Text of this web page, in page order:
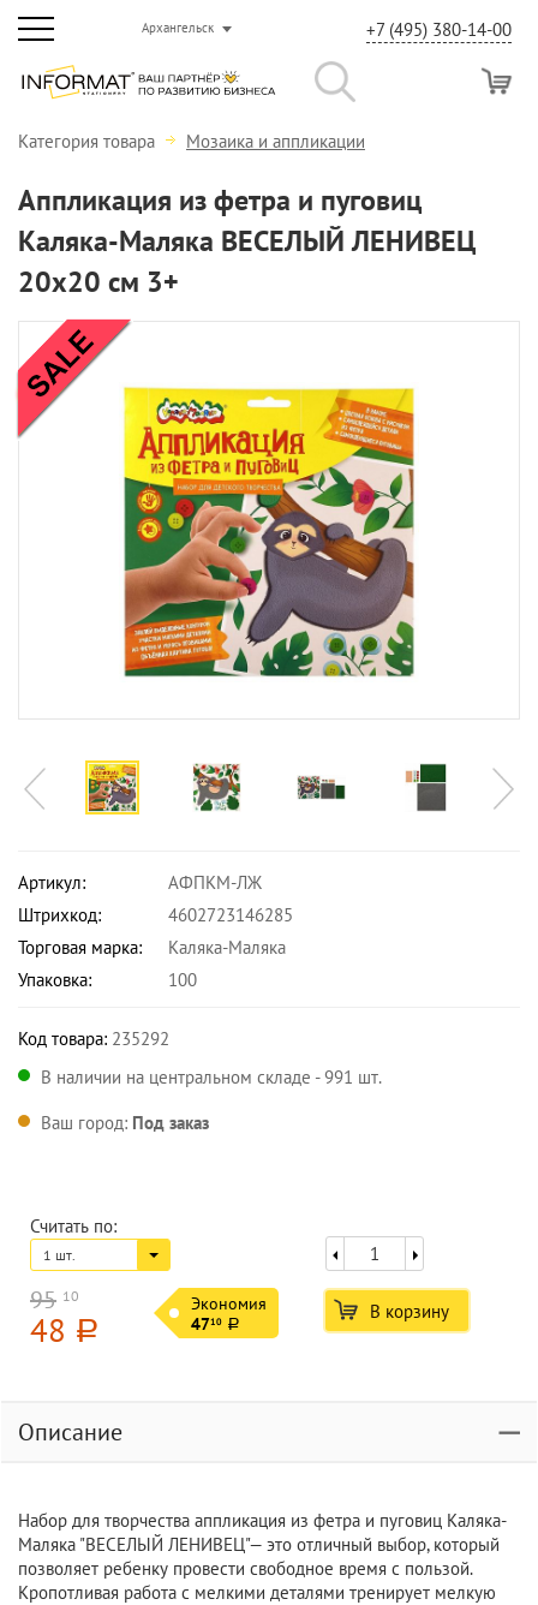
Архангельск +7 (495) 380-14-00
Категория товара Мозаика и аппликации
Аппликация из фетра и пуговиц
Каляка-Маляка ВЕСЕЛЫЙ ЛЕНИВЕЦ
20х20 см 3+
Артикул:
АФПКМ-ЛЖ
Штрихкод:
4602723146285
Торговая марка:
Каляка-Маляка
Упаковка:
100
Код товара: 235292
В наличии на центральном складе - 991 шт.
Ваш город: Под заказ
Считать по:
1 шт.
95 10
48 a
Экономия
4710 a
В корзину
Описание
Набор для творчества аппликация из фетра и пуговиц Каляка-
Маляка "ВЕСЕЛЫЙ ЛЕНИВЕЦ"— это отличный выбор, который
позволяет ребенку провести свободное время с пользой.
Кропотливая работа с мелкими деталями тренирует мелкую